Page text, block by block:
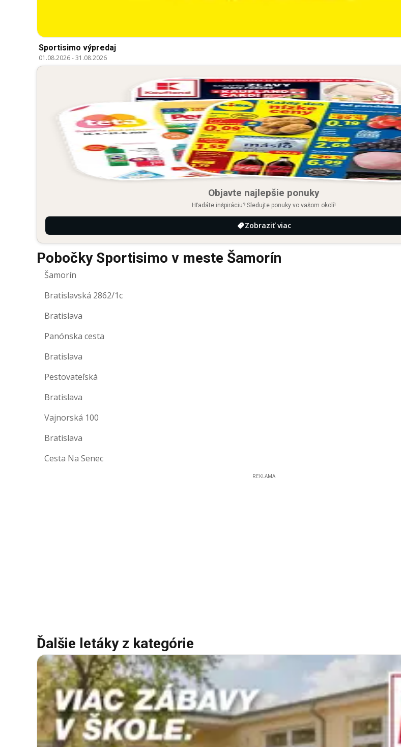
Sportisimo výpredaj
01.08.2026-31.08.2026
Objavte najlepšie ponuky
Hľadáte inšpiráciu? Sledujte ponuky vo vašom okolí!
Zobraziť viac
Pobočky Sportisimo v meste Šamorín
Šamorín
Bratislavská 2862/1c
Bratislava
Panónska cesta
Bratislava
Pestovateľská
Bratislava
Vajnorská 100
Bratislava
Cesta Na Senec
REKLAMA
Ďalšie letáky z kategórie